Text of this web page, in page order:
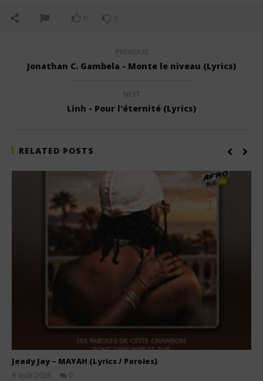
0 0
PREVIOUS
Jonathan C. Gambela - Monte le niveau (Lyrics)
NEXT
Linh - Pour l'éternité (Lyrics)
RELATED POSTS
Jeady Jay – MAYAH (Lyrics / Paroles)
6 août 2026
0